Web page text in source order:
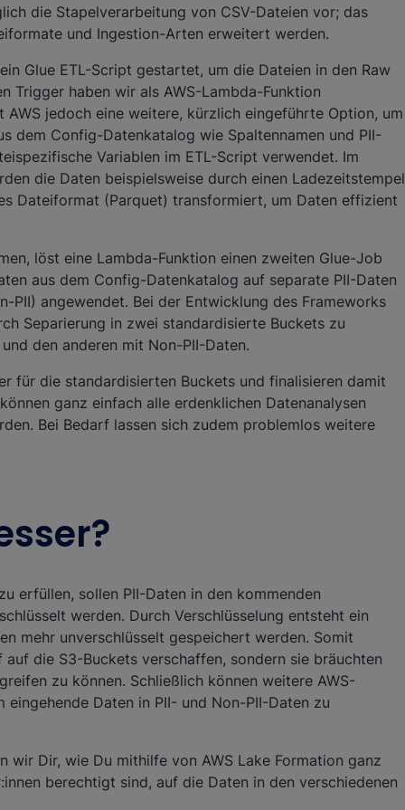
die Stapelverarbeitung von CSV-Dateien vor; das
und Ingestion-Arten erweitert werden.
Glue ETL-Script gestartet, um die Dateien in den Raw
Trigger haben wir als AWS-Lambda-Funktion
jedoch eine weitere, kürzlich eingeführte Option, um
dem Config-Datenkatalog wie Spaltennamen und PII-
Variablen im ETL-Script verwendet. Im
die Daten beispielsweise durch einen Ladezeitstempel
Dateiformat (Parquet) transformiert, um Daten effizient
löst eine Lambda-Funktion einen zweiten Glue-Job
aus dem Config-Datenkatalog auf separate PII-Daten
PII) angewendet. Bei der Entwicklung des Frameworks
Separierung in zwei standardisierte Buckets zu
den anderen mit Non-PII-Daten.
für die standardisierten Buckets und finalisieren damit
ganz einfach alle erdenklichen Datenanalysen
Bei Bedarf lassen sich zudem problemlos weitere
erfüllen, sollen PII-Daten in den kommenden
werden. Durch Verschlüsselung entsteht ein
mehr unverschlüsselt gespeichert werden. Somit
die S3-Buckets verschaffen, sondern sie bräuchten
zu können. Schließlich können weitere AWS-
Daten in PII- und Non-PII-Daten zu
wir Dir, wie Du mithilfe von AWS Lake Formation ganz
berechtigt sind, auf die Daten in den verschiedenen